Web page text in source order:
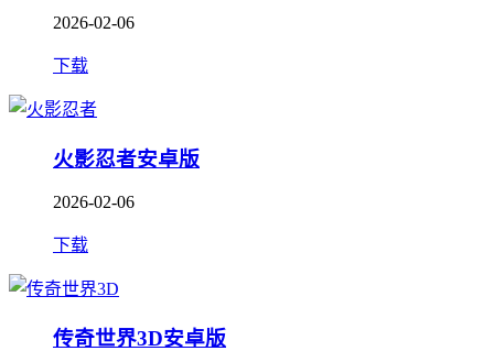
2026-02-06
下载
火影忍者安卓版
2026-02-06
下载
传奇世界3D安卓版